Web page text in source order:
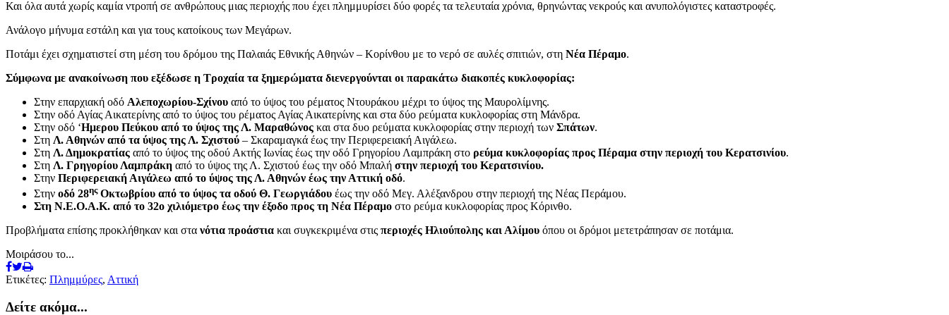
Και όλα αυτά χωρίς καμία ντροπή σε ανθρώπους μιας περιοχής που έχει πλημμυρίσει δύο φορές τα τελευταία χρόνια, θρηνώντας νεκρούς και ανυπολόγιστες καταστροφές.
Ανάλογο μήνυμα εστάλη και για τους κατοίκους των Μεγάρων.
Ποτάμι έχει σχηματιστεί στη μέση του δρόμου της Παλαιάς Εθνικής Αθηνών – Κορίνθου με το νερό σε αυλές σπιτιών, στη Νέα Πέραμο.
Σύμφωνα με ανακοίνωση που εξέδωσε η Τροχαία τα ξημερώματα διενεργούνται οι παρακάτω διακοπές κυκλοφορίας:
Στην επαρχιακή οδό Αλεποχωρίου-Σχίνου από το ύψος του ρέματος Ντουράκου μέχρι το ύψος της Μαυρολίμνης.
Στην οδό Αγίας Αικατερίνης από το ύψος του ρέματος Αγίας Αικατερίνης και στα δύο ρεύματα κυκλοφορίας στη Μάνδρα.
Στην οδό ‘Ημερου Πεύκου από το ύψος της Λ. Μαραθώνος και στα δυο ρεύματα κυκλοφορίας στην περιοχή των Σπάτων.
Στη Λ. Αθηνών από τα ύψος της Λ. Σχιστού – Σκαραμαγκά έως την Περιφερειακή Αιγάλεω.
Στη Λ. Δημοκρατίας από το ύψος της οδού Ακτής Ιωνίας έως την οδό Γρηγορίου Λαμπράκη στο ρεύμα κυκλοφορίας προς Πέραμα στην περιοχή του Κερατσινίου.
Στη Λ. Γρηγορίου Λαμπράκη από το ύψος της Λ. Σχιστού έως την οδό Μπαλή στην περιοχή του Κερατσινίου.
Στην Περιφερειακή Αιγάλεω από το ύψος της Λ. Αθηνών έως την Αττική οδό.
Στην οδό 28ηςΟκτωβρίου από το ύψος τα οδού Θ. Γεωργιάδου έως την οδό Μεγ. Αλέξανδρου στην περιοχή της Νέας Περάμου.
Στη N.E.O.A.K. από το 32ο χιλιόμετρο έως την έξοδο προς τη Νέα Πέραμο στο ρεύμα κυκλοφορίας προς Κόρινθο.
Προβλήματα επίσης προκλήθηκαν και στα νότια προάστια και συγκεκριμένα στις περιοχές Ηλιούπολης και Αλίμου όπου οι δρόμοι μετετράπησαν σε ποτάμια.
Μοιράσου το...
Ετικέτες: Πλημμύρες, Αττική
Δείτε ακόμα...